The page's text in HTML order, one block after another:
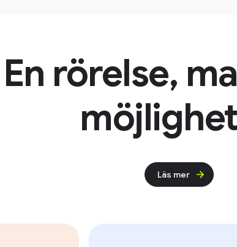
En rörelse,
Läs mer